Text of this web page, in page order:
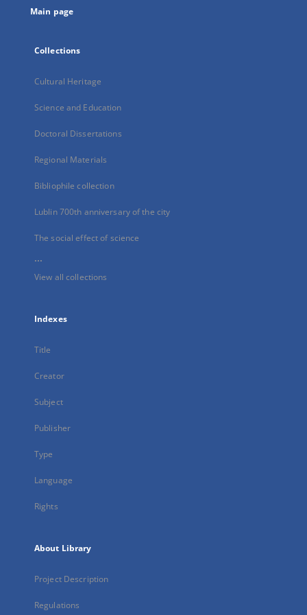
Main page
Collections
Cultural Heritage
Science and Education
Doctoral Dissertations
Regional Materials
Bibliophile collection
Lublin 700th anniversary of the city
The social effect of science
...
View all collections
Indexes
Title
Creator
Subject
Publisher
Type
Language
Rights
About Library
Project Description
Regulations